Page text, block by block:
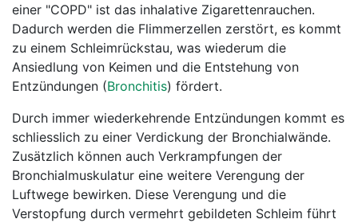
einer "COPD" ist das inhalative Zigarettenrauchen.
Dadurch werden die Flimmerzellen zerstört, es kommt
zu einem Schleimrückstau, was wiederum die
Ansiedlung von Keimen und die Entstehung von
Entzündungen (Bronchitis) fördert.
Durch immer wiederkehrende Entzündungen kommt es
schliesslich zu einer Verdickung der Bronchialwände.
Zusätzlich können auch Verkrampfungen der
Bronchialmuskulatur eine weitere Verengung der
Luftwege bewirken. Diese Verengung und die
Verstopfung durch vermehrt gebildeten Schleim führt